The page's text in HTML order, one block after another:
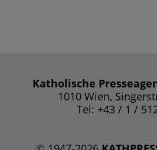
Katholische
1010 Wien,
Tel: +43 / 1 /